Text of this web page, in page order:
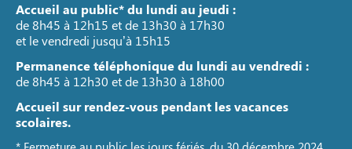
Accueil au public* du lundi au jeudi :
de 8h45 à 12h15 et de 13h30 à 17h30
et le vendredi jusqu’à 15h15
Permanence téléphonique du lundi au vendredi :
de 8h45 à 12h30 et de 13h30 à 18h00
Accueil sur rendez-vous pendant les vacances
scolaires.